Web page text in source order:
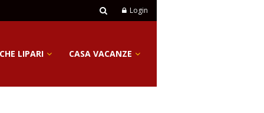
Login
LIPARI CASA VACANZE